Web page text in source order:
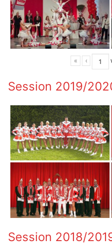
« ‹
Session 2019/
Session 2018/